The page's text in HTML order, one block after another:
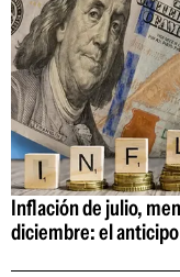
Inflación de julio,
diciembre: el